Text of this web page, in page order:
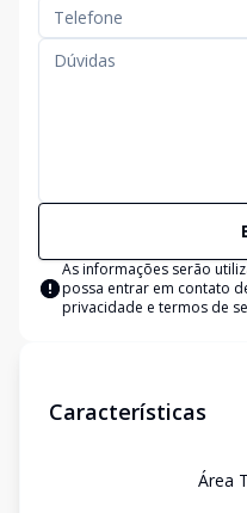
As informações serão
possa entrar em contato
privacidade e termos de
Características
Área